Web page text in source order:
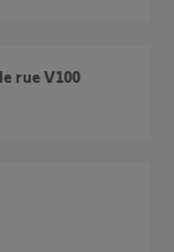
rue V100